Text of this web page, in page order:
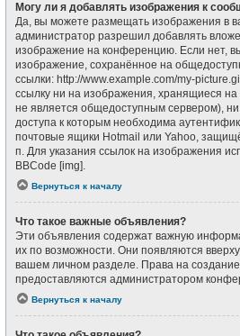
Могу ли я добавлять изображения к
Да, вы можете размещать изображения в
администратор разрешил добавлять
изображение на конференцию. Если нет,
изображение, сохранённое на
ссылки: http://www.example.com/my-
ссылку ни на изображения, хранящиеся
не является общедоступным сервером),
доступа к которым необходима
почтовые ящики Hotmail или Yahoo,
п. Для указания ссылок на изображения
BBCode [img].
Вернуться к началу
Что такое важные объявления?
Эти объявления содержат важную
их по возможности. Они появляются
вашем личном разделе. Права на
предоставляются администратором
Вернуться к началу